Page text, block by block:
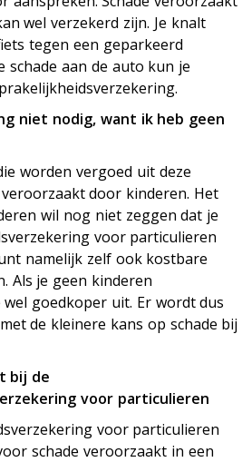
wel verzekerd zijn. Je knalt
tegen een geparkeerd
schade aan de auto kun je
niet nodig, want ik heb geen
worden vergoed uit deze
door kinderen. Het
wil nog niet zeggen dat je
voor particulieren
namelijk zelf ook kostbare
Als je geen kinderen
goedkoper uit. Er wordt dus
de kleinere kans op schade bij
bij de
voor particulieren
voor particulieren
schade veroorzaakt in een